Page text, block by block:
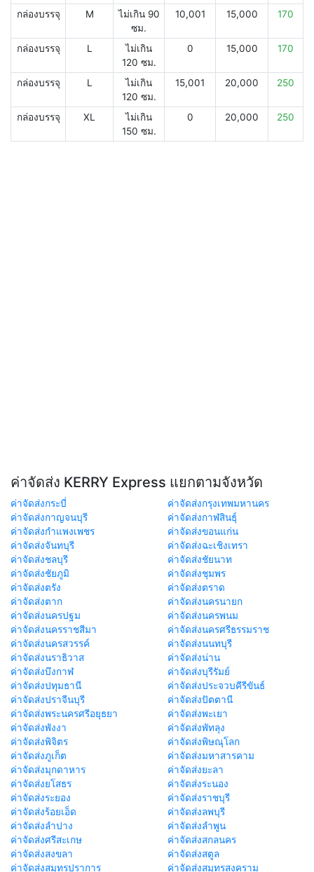
กล่องบรรจุ M
ไม่เกิน 90
ซม.
10,001 15,000 170
กล่องบรรจุ L
ไม่เกิน
120 ซม.
0 15,000 170
กล่องบรรจุ L
ไม่เกิน
120 ซม.
15,001 20,000 250
กล่องบรรจุ XL
ไม่เกิน
150 ซม.
0 20,000 250
ค่าจัดส่ง KERRY Express แยกตามจังหวัด
ค่าจัดส่งกระบี่
ค่าจัดส่งกรุงเทพมหานคร
ค่าจัดส่งกาญจนบุรี
ค่าจัดส่งกาฬสินธุ์
ค่าจัดส่งกำแพงเพชร
ค่าจัดส่งขอนแก่น
ค่าจัดส่งจันทบุรี
ค่าจัดส่งฉะเชิงเทรา
ค่าจัดส่งชลบุรี
ค่าจัดส่งชัยนาท
ค่าจัดส่งชัยภูมิ
ค่าจัดส่งชุมพร
ค่าจัดส่งตรัง
ค่าจัดส่งตราด
ค่าจัดส่งตาก
ค่าจัดส่งนครนายก
ค่าจัดส่งนครปฐม
ค่าจัดส่งนครพนม
ค่าจัดส่งนครราชสีมา
ค่าจัดส่งนครศรีธรรมราช
ค่าจัดส่งนครสวรรค์
ค่าจัดส่งนนทบุรี
ค่าจัดส่งนราธิวาส
ค่าจัดส่งน่าน
ค่าจัดส่งบึงกาฬ
ค่าจัดส่งบุรีรัมย์
ค่าจัดส่งปทุมธานี
ค่าจัดส่งประจวบคีรีขันธ์
ค่าจัดส่งปราจีนบุรี
ค่าจัดส่งปัตตานี
ค่าจัดส่งพระนครศรีอยุธยา
ค่าจัดส่งพะเยา
ค่าจัดส่งพังงา
ค่าจัดส่งพัทลุง
ค่าจัดส่งพิจิตร
ค่าจัดส่งพิษณุโลก
ค่าจัดส่งภูเก็ต
ค่าจัดส่งมหาสารคาม
ค่าจัดส่งมุกดาหาร
ค่าจัดส่งยะลา
ค่าจัดส่งยโสธร
ค่าจัดส่งระนอง
ค่าจัดส่งระยอง
ค่าจัดส่งราชบุรี
ค่าจัดส่งร้อยเอ็ด
ค่าจัดส่งลพบุรี
ค่าจัดส่งลำปาง
ค่าจัดส่งลำพูน
ค่าจัดส่งศรีสะเกษ
ค่าจัดส่งสกลนคร
ค่าจัดส่งสงขลา
ค่าจัดส่งสตูล
ค่าจัดส่งสมุทรปราการ
ค่าจัดส่งสมุทรสงคราม